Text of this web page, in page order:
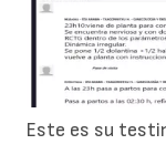
Este es su